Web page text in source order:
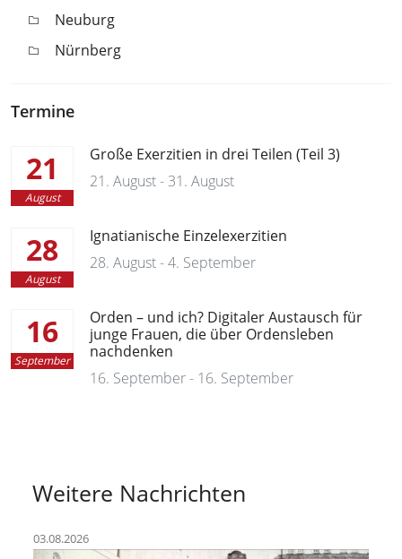
Neuburg
Nürnberg
Termine
21
August
Große Exerzitien in drei Teilen (Teil 3)
21. August - 31. August
28
August
Ignatianische Einzelexerzitien
28. August - 4. September
16
September
Orden – und ich? Digitaler Austausch für
junge Frauen, die über Ordensleben
nachdenken
16. September - 16. September
Weitere Nachrichten
03.08.2026